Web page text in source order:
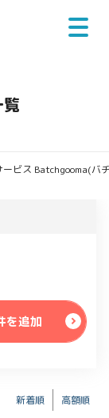
ビス Batchgooma(バ
を追加
新着順 高額順